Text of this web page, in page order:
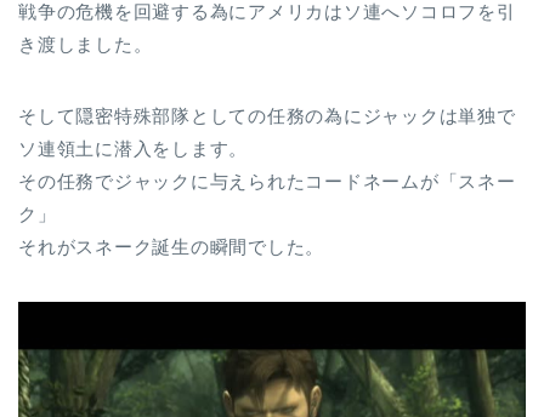
戦争の危機を回避する為にアメリカはソ連へソコロフを引
き渡しました。
そして隠密特殊部隊としての任務の為にジャックは単独で
ソ連領土に潜入をします。
その任務でジャックに与えられたコードネームが「スネー
ク」
それがスネーク誕生の瞬間でした。